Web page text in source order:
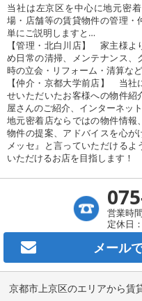
当社は左京区を中心に地元密
場・店舗等の賃貸物件の管理
単にご説明しますと…
【管理・北白川店】 家主様よ
め日常の清掃、メンテナンス
時の立会・リフォーム・清算など
【仲介・京都大学前店】 当社
せいただいたお客様への物件
屋さんのご紹介、インターネッ
地元密着店ならではの物件情
物件の提案、アドバイスを心が
メッセ』と言っていただける
いただけるお店を目指します！
営業時
定休日
メール
京都市上京区のエリアから賃